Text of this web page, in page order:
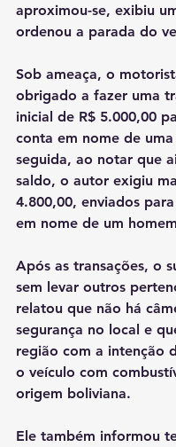
aproximou-se, exibiu
ordenou a parada do
Sob ameaça, o
obrigado a fazer uma
inicial de R$ 5.000,00
conta em nome de uma
seguida, ao notar que
saldo, o autor exigiu
4.800,00, enviados
em nome de um
Após as transações, o
sem levar outros
relatou que não há
segurança no local e
região com a intenção
o veículo com
origem boliviana.
Ele também informou